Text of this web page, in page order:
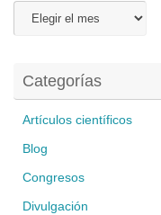
Categorías
Artículos científicos
Blog
Congresos
Divulgación